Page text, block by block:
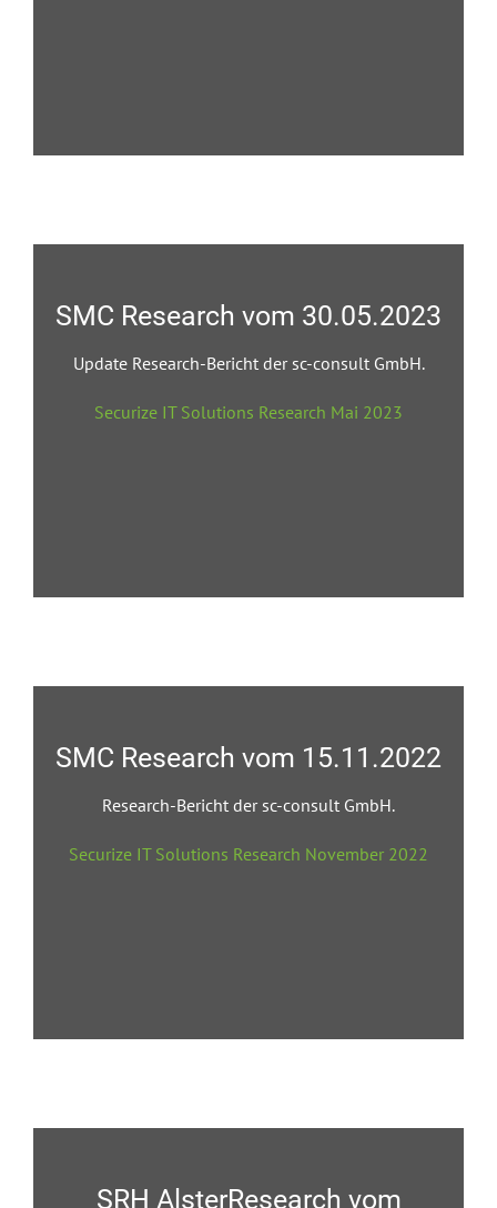
SMC Research vom 30.05.2023
Update Research-Bericht der sc-consult GmbH.
Securize IT Solutions Research Mai 2023
SMC Research vom 15.11.2022
Research-Bericht der sc-consult GmbH.
Securize IT Solutions Research November 2022
SRH AlsterResearch vom